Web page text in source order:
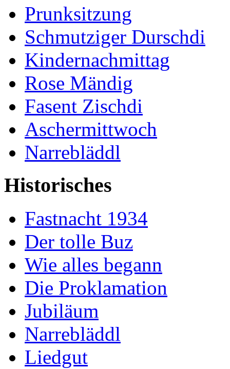
Prunksitzung
Schmutziger Durschdi
Kindernachmittag
Rose Mändig
Fasent Zischdi
Aschermittwoch
Narrebläddl
Historisches
Fastnacht 1934
Der tolle Buz
Wie alles begann
Die Proklamation
Jubiläum
Narrebläddl
Liedgut